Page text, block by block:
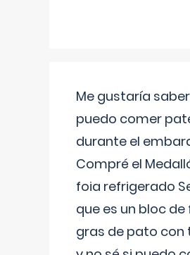
Me gustaría
puedo comer
durante el
Compré el
foia refrigerado
que es un bloc de
gras de pato con